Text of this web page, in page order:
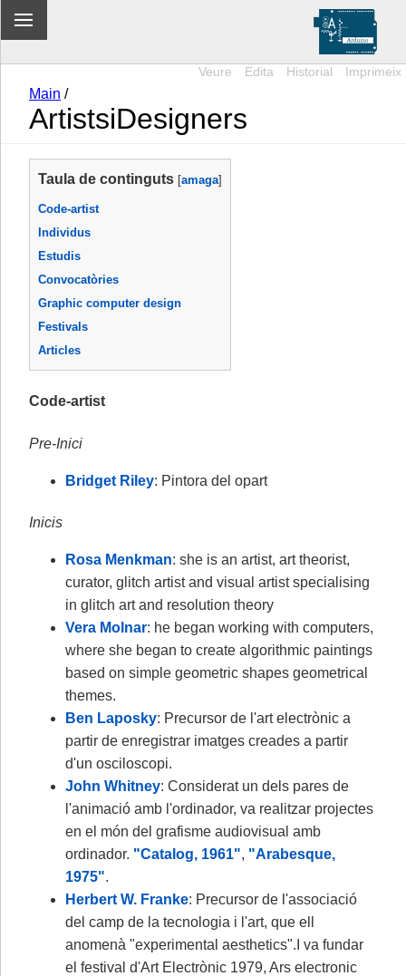
Veure Edita Historial Imprimeix
Main /
ArtistsiDesigners
Taula de continguts [amaga]
Code-artist
Individus
Estudis
Convocatòries
Graphic computer design
Festivals
Articles
Code-artist
Pre-Inici
Bridget Riley: Pintora del opart
Inicis
Rosa Menkman: she is an artist, art theorist,
curator, glitch artist and visual artist specialising
in glitch art and resolution theory
Vera Molnar: he began working with computers,
where she began to create algorithmic paintings
based on simple geometric shapes geometrical
themes.
Ben Laposky: Precursor de l'art electrònic a
partir de enregistrar imatges creades a partir
d'un osciloscopi.
John Whitney: Considerat un dels pares de
l'animació amb l'ordinador, va realitzar projectes
en el món del grafisme audiovisual amb
ordinador. "Catalog, 1961", "Arabesque,
1975".
Herbert W. Franke: Precursor de l'associació
del camp de la tecnologia i l'art, que ell
anomenà "experimental aesthetics".I va fundar
el festival d'Art Electrònic 1979, Ars electronic